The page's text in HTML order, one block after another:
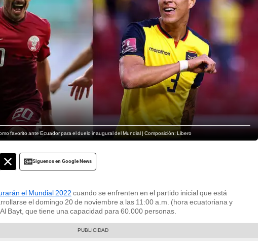
favorito ante Ecuador para el duelo inaugural del Mundial | Composición: Libero
Siguenos en Google News
el Mundial 2022 cuando se enfrenten en el partido inicial que está
el domingo 20 de noviembre a las 11:00 a.m. (hora ecuatoriana y
Bayt, que tiene una capacidad para 60.000 personas.